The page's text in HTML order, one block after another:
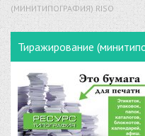
(МИНИТИПОГРАФИЯ) RISO
Тиражирование